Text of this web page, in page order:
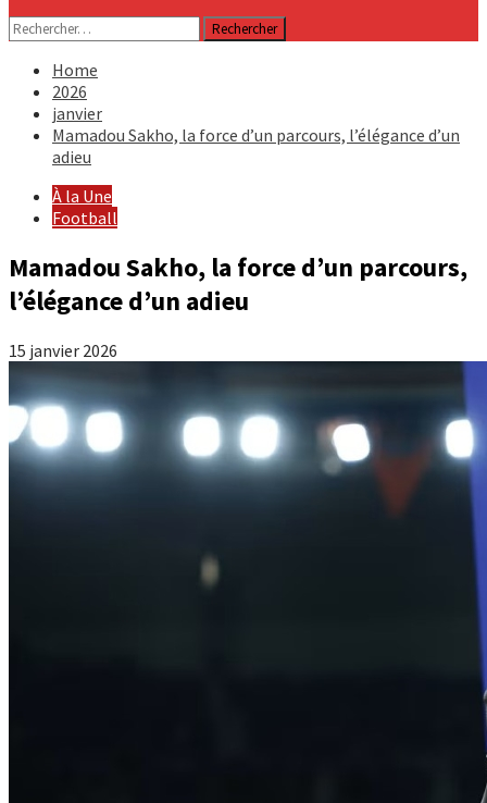
Rechercher :
Home
2026
janvier
Mamadou Sakho, la force d’un parcours, l’élégance d’un
adieu
À la Une
Football
Mamadou Sakho, la force d’un parcours,
l’élégance d’un adieu
15 janvier 2026